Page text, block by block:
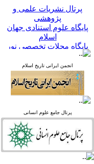
پرتال نشریات علمی و
پژوهشی
پایگاه علوم استنادی جهان
اسلام
پایگاه مجلات تخصصی نور
پایگاه مرکز اطلاعات جهاد
دانشگاهی
پرتال جامع علوم انسانی
بانک اطلاعات نشریات
کشور
linked in
انجمن ایرانی تاریخ اسلام
پرتال جامع علوم انسانی